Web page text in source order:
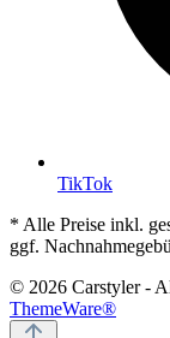
TikTok
* Alle Preise inkl.
ggf.
© 2026 Carstyler -
ThemeWare®